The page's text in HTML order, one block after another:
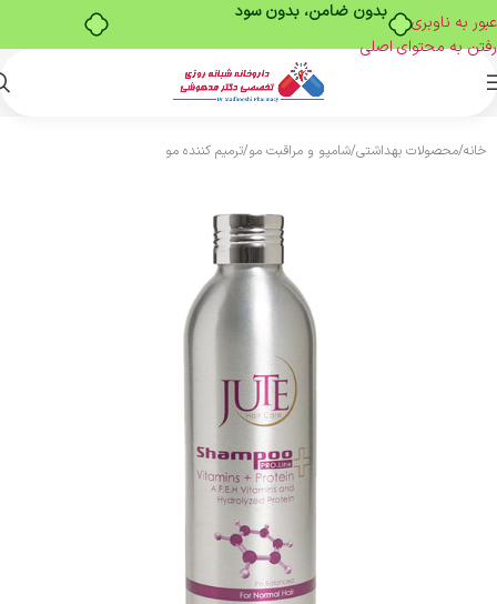
بدون ضامن، بدون سود
عبور به ناوبری
رفتن به محتوای اصلی
خانه/محصولات بهداشتی/شامپو و مراقبت مو/ترمیم کننده مو